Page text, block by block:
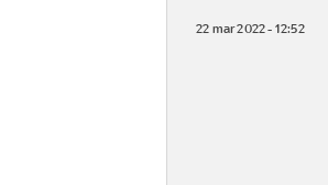
22 mar 2022 - 12:52